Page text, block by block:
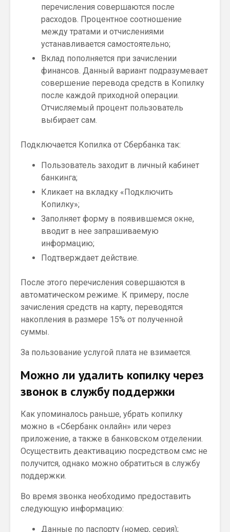
перечисления совершаются после
расходов. Процентное соотношение
между тратами и отчислениями
устанавливается самостоятельно;
Вклад пополняется при зачислении
финансов. Данный вариант подразумевает
совершение перевода средств в Копилку
после каждой приходной операции.
Отчисляемый процент пользователь
выбирает сам.
Подключается Копилка от Сбербанка так:
Пользователь заходит в личный кабинет
банкинга;
Кликает на вкладку «Подключить
Копилку»;
Заполняет форму в появившемся окне,
вводит в нее запрашиваемую
информацию;
Подтверждает действие.
После этого перечисления совершаются в
автоматическом режиме. К примеру, после
зачисления средств на карту, переводятся
накопления в размере 15% от полученной
суммы.
За пользование услугой плата не взимается.
Можно ли удалить копилку через
звонок в службу поддержки
Как упоминалось раньше, убрать копилку
можно в «Сбербанк онлайн» или через
приложение, а также в банковском отделении.
Осуществить деактивацию посредством смс не
получится, однако можно обратиться в службу
поддержки.
Во время звонка необходимо предоставить
следующую информацию:
Данные по паспорту (номер, серия);